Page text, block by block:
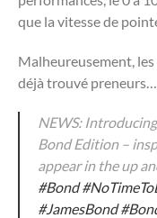
que la vitesse de
Malheureusement,
déjà trouvé preneurs…
NEWS:
Bond Edition –
appear in the up
#Bond
#JamesBond